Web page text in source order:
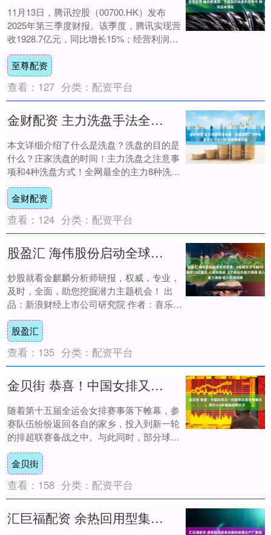
11月13日，腾讯控股（00700.HK）发布
2025年第三季度财报。该季度，腾讯实现营
收1928.7亿元，同比增长15%；经营利润
（Non-IFRS）为725....
至尊配资
查看： 127 分类： 配资平台
金财配资 主力洗盘手法全解：洗盘目的、4种洗盘方式与主力操盘逻辑全过程
本文详细介绍了什么是洗盘？洗盘的目的是
什么？庄家洗盘的时间！主力洗盘之注意事
项和4种洗盘方式！全网最全的主力8种洗盘
手法！主力操盘全过程！三种主力代表什
么？ 一....
金财配资
查看： 124 分类： 配资平台
股盈汇 海伟股份启动全球发售：B轮股东浮亏超44% 港股市值仅10亿港元 入通存挑战 上下游议价能力薄弱 收入利润双降
炒股就看金麒麟分析师研报，权威，专业，
及时，全面，助您挖掘潜力主题机会！ 出
品：新浪财经上市公司研究院 作者：喜乐
海伟股份于11月20日启动全球发售，预计于
1....
股盈汇
查看： 135 分类： 配资平台
金贝街 恭喜！中国女排又一对姐弟恋组合被曝光，男方小5岁被指高攀女方
随着第十五届全运会女排赛事落下帷幕，参
赛队伍纷纷返回各自的家乡，投入到新一轮
的排超联赛备战之中。与此同时，部分球员
则开始了前往海外联赛发展的征程。朱婷和
王媛媛先....
金贝街
查看： 158 分类： 配资平台
汇巨福配资 余热回用型集成换热装置生产厂家核心能力评测报告